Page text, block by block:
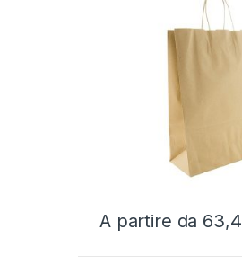
A partire da
Questo prodotto ha più